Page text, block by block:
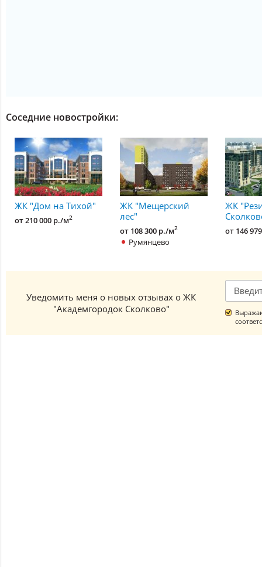
Соседние новостройки:
ЖК "Дом на Тихой"
от 210 000 р./м2
ЖК "Мещерский
лес"
от 108 300 р./м2
Румянцево
ЖК
от 146
Уведомить меня о новых отзывах о ЖК
"Академгородок Сколково"